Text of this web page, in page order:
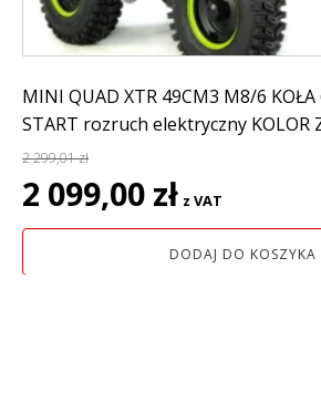
MINI QUAD XTR 49CM3 M8/6
START rozruch elektryczny KOLOR
2 299,01zł
Pierwotna
cena
wynosiła:
2 099,00 zł cena
wynosi:
2
z VAT
DODAJ DO KOSZYKA